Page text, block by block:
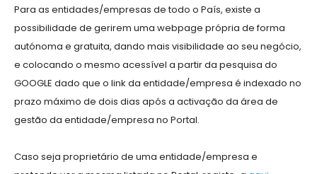
Para as entidades/empresas de todo o País, existe a
possibilidade de gerirem uma webpage própria de forma
autónoma e gratuita, dando mais visibilidade ao seu negócio,
e colocando o mesmo acessível a partir da pesquisa do
GOOGLE dado que o link da entidade/empresa é indexado no
prazo máximo de dois dias após a activação da área de
gestão da entidade/empresa no Portal.
Caso seja proprietário de uma entidade/empresa e